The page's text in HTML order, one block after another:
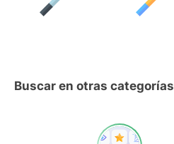
Buscar en otras categorías